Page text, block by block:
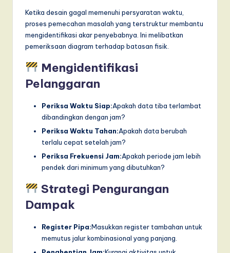
Ketika desain gagal memenuhi persyaratan waktu,
proses pemecahan masalah yang terstruktur membantu
mengidentifikasi akar penyebabnya. Ini melibatkan
pemeriksaan diagram terhadap batasan fisik.
Mengidentifikasi
Pelanggaran
Periksa Waktu Siap:Apakah data tiba terlambat
dibandingkan dengan jam?
Periksa Waktu Tahan:Apakah data berubah
terlalu cepat setelah jam?
Periksa Frekuensi Jam:Apakah periode jam lebih
pendek dari minimum yang dibutuhkan?
Strategi Pengurangan
Dampak
Register Pipa:Masukkan register tambahan untuk
memutus jalur kombinasional yang panjang.